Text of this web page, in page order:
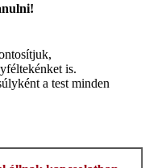
is.
a test minden